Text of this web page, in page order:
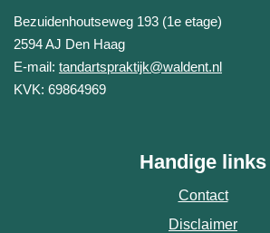
Tandartspraktijk Waldent
Bezuidenhoutseweg 193 (1e etage)
2594 AJ Den Haag
E-mail: tandartspraktijk@waldent.nl
KVK: 69864969
Handige links
Contact
Disclaimer